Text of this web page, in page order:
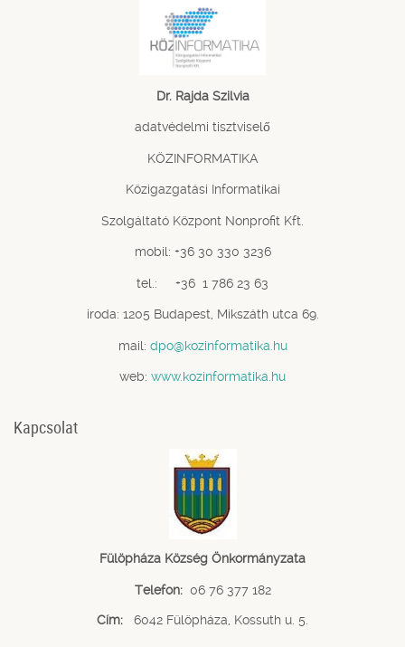
Dr. Rajda Szilvia
adatvédelmi tisztviselő
KÖZINFORMATIKA
Közigazgatási Informatikai
Szolgáltató Központ Nonprofit Kft.
mobil: +36 30 330 3236
tel.: +36 1 786 23 63
iroda: 1205 Budapest, Mikszáth utca 69.
mail: dpo@kozinformatika.hu
web: www.kozinformatika.hu
Kapcsolat
Fülöpháza Község Önkormányzata
Telefon: 06 76 377 182
Cím: 6042 Fülöpháza, Kossuth u. 5.